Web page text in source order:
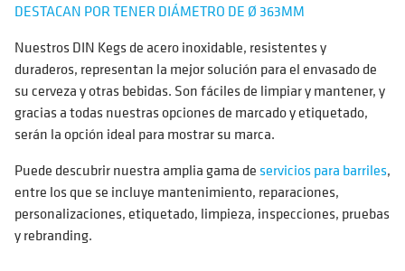
DESTACAN POR TENER DIÁMETRO DE Ø 363MM
Nuestros DIN Kegs de acero inoxidable, resistentes y
duraderos, representan la mejor solución para el envasado de
su cerveza y otras bebidas. Son fáciles de limpiar y mantener, y
gracias a todas nuestras opciones de marcado y etiquetado,
serán la opción ideal para mostrar su marca.
Puede descubrir nuestra amplia gama de servicios para barriles,
entre los que se incluye mantenimiento, reparaciones,
personalizaciones, etiquetado, limpieza, inspecciones, pruebas
y rebranding.